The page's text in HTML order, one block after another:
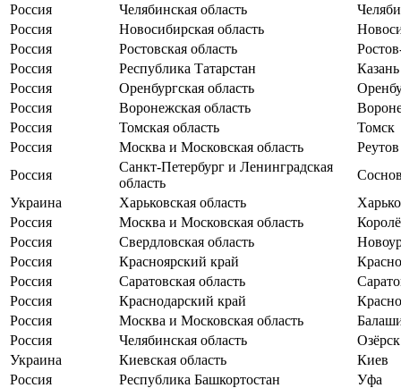
Россия
Челябинская область
Россия
Новосибирская область
Россия
Ростовская область
Россия
Республика Татарстан
Казань
Россия
Оренбургская область
Россия
Воронежская область
Россия
Томская область
Томск
Россия
Москва и Московская область
Реутов
Россия
Санкт-Петербург и Ленинградская
область
Украина
Харьковская область
Россия
Москва и Московская область
Россия
Свердловская область
Россия
Красноярский край
Россия
Саратовская область
Россия
Краснодарский край
Россия
Москва и Московская область
Россия
Челябинская область
Озёрск
Украина
Киевская область
Киев
Россия
Республика Башкортостан
Уфа